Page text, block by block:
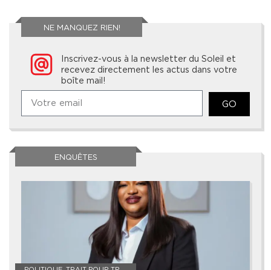
NE MANQUEZ RIEN!
Inscrivez-vous à la newsletter du Soleil et
recevez directement les actus dans votre
boîte mail!
GO
ENQUÊTES